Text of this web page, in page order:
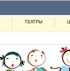
ТЕАТРЫ